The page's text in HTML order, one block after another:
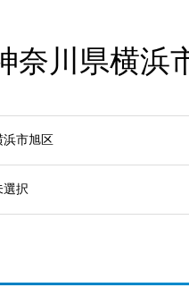
奈川県横浜
浜市旭区
選択